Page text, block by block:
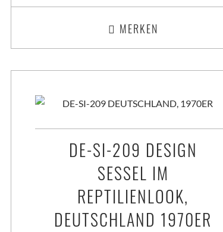
MERKEN
DE-SI-209 DESIGN
SESSEL IM
REPTILIENLOOK,
DEUTSCHLAND 1970ER